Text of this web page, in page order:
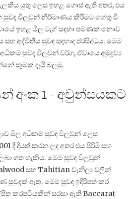
යුතු ලෙස ඉහළ ගොස් ඇති අතර, එය
විලවුන් නිර්මාණය කිරීමට හේතු වී
ඉහළ මිල ටැග් සඳහා පමණක් නොව
අද්විතීය සුවඳ සඳහාද ප්රසිද්ධය. මෙම
සුවඳ විලවුන් වර්ග, ඒවායේ අමුද්‍රව්‍ය
කුමක් දැයි බලමු.
අංක 1 – අවුන්සයකට
මිල අධිකම සුවඳ විලවුන් ලෙස
දී දියත් කරන ලද අතර එය පිරිමි සහ
ගත හැකිය. මෙම සුවඳ විලවුන්
සහ Tahitian වැනිලා වලින්
සුවඳක් ඇත. මෙම සුවඳ ඉදිරිපත් කර
කරපටියකින් සරසා ඇති Baccarat